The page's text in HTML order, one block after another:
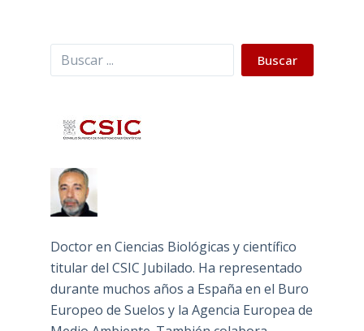
Buscar Buscar
Doctor en Ciencias Biológicas y científico
titular del CSIC Jubilado. Ha representado
durante muchos años a España en el Buro
Europeo de Suelos y la Agencia Europea de